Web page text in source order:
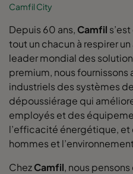
Camfil City
Depuis 60 ans, Camfil
tout un chacun à respirer
leader mondial des
premium, nous fournissons
industriels des systèmes
dépoussiérage qui
employés et des
l’efficacité énergétique,
hommes et
ChezCamfil, nous